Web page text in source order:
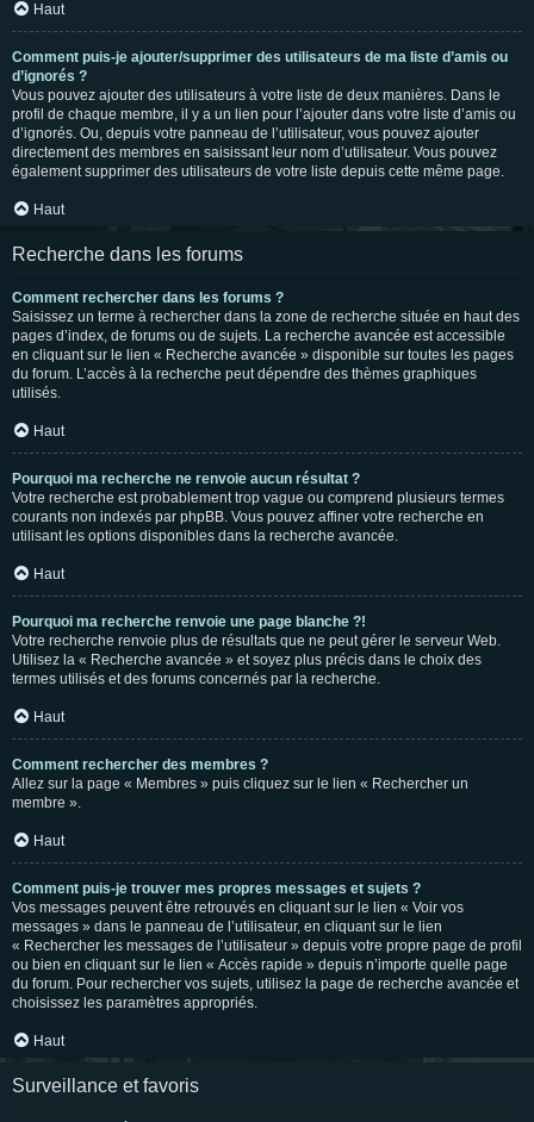
Haut
Comment puis-je ajouter/supprimer des utilisateurs de ma liste d’amis ou
d’ignorés ?
Vous pouvez ajouter des utilisateurs à votre liste de deux manières. Dans le
profil de chaque membre, il y a un lien pour l’ajouter dans votre liste d’amis ou
d’ignorés. Ou, depuis votre panneau de l’utilisateur, vous pouvez ajouter
directement des membres en saisissant leur nom d’utilisateur. Vous pouvez
également supprimer des utilisateurs de votre liste depuis cette même page.
Haut
Recherche dans les forums
Comment rechercher dans les forums ?
Saisissez un terme à rechercher dans la zone de recherche située en haut des
pages d’index, de forums ou de sujets. La recherche avancée est accessible
en cliquant sur le lien « Recherche avancée » disponible sur toutes les pages
du forum. L’accès à la recherche peut dépendre des thèmes graphiques
utilisés.
Haut
Pourquoi ma recherche ne renvoie aucun résultat ?
Votre recherche est probablement trop vague ou comprend plusieurs termes
courants non indexés par phpBB. Vous pouvez affiner votre recherche en
utilisant les options disponibles dans la recherche avancée.
Haut
Pourquoi ma recherche renvoie une page blanche ?!
Votre recherche renvoie plus de résultats que ne peut gérer le serveur Web.
Utilisez la « Recherche avancée » et soyez plus précis dans le choix des
termes utilisés et des forums concernés par la recherche.
Haut
Comment rechercher des membres ?
Allez sur la page « Membres » puis cliquez sur le lien « Rechercher un
membre ».
Haut
Comment puis-je trouver mes propres messages et sujets ?
Vos messages peuvent être retrouvés en cliquant sur le lien « Voir vos
messages » dans le panneau de l’utilisateur, en cliquant sur le lien
« Rechercher les messages de l’utilisateur » depuis votre propre page de profil
ou bien en cliquant sur le lien « Accès rapide » depuis n’importe quelle page
du forum. Pour rechercher vos sujets, utilisez la page de recherche avancée et
choisissez les paramètres appropriés.
Haut
Surveillance et favoris